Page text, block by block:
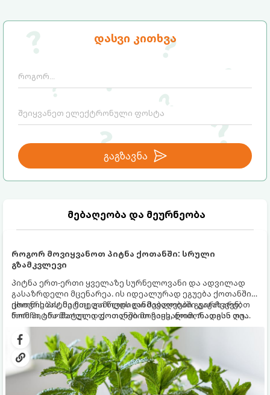
დასვი კითხვა
გაგზავნა
მებაღეობა და მეურნეობა
როგორ მოვიყვანოთ პიტნა ქოთანში: სრული
გზამკვლევი
პიტნა ერთ-ერთი ყველაზე სურნელოვანი და ადვილად
გასაზრდელი მცენარეა. ის იდეალურად ეგუება ქოთანში
ცხოვრებას, მეტიც, გამოცდილი მებაღეები გვირჩევენ,
რომ პიტნა მხოლოდ ქოთანში მოვიყვანოთ, რადგან ღია
გრუნტში (ბაღში) დარგვისას ის ფესვებით ძალიან
სწრაფად ვრცელდება და სხვა მცენარეებს ავიწროებს.
ქოთნის პიტნა მთელი წლის განმავლობაში გაგახარებთ
ნორჩი, არომატული ფოთლებით ჩაის, ლიმონათისა თუ
კერძებისთვის.
თანაბრად ავითარებს გონებასა და